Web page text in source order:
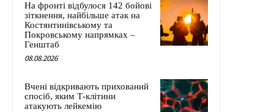
На фронті відбулося 142 бойові
зіткнення, найбільше атак на
Костянтинівському та
Покровському напрямках –
Генштаб
08.08.2026
Вчені відкривають прихований
спосіб, яким Т-клітини
атакують лейкемію